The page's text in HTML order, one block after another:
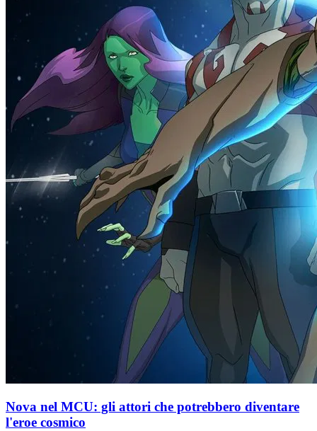
Nova nel MCU: gli attori che potrebbero diventare
l'eroe cosmico